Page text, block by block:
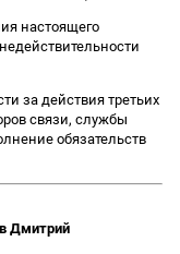
настоящего
за действия третьих
связи, службы
обязательств
Дмитрий